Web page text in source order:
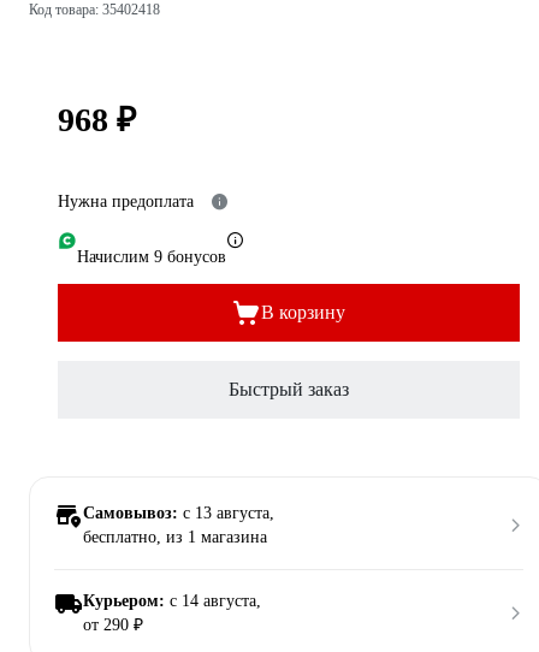
Код товара: 35402418
968 ₽
Нужна предоплата
Начислим 9 бонусов
В корзину
Быстрый заказ
Самовывоз: c 13 августа,
бесплатно, из 1 магазина
Курьером: c 14 августа,
от 290 ₽